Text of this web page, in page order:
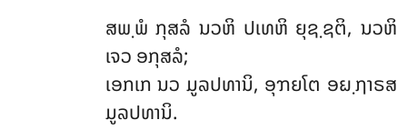
ສພ຺ພໍ ກຸສລໍ ນວຫິ ປເທຫິ ຍຸຊ຺ຊຕິ, ນວຫິ
ເຈວ ອກຸສລໍ;
ເອກເກ ນວ ມູລປທານິ, ອຸຠຍໂຕ ອຏ຺ຐາຣສ
ມູລປທານິ.